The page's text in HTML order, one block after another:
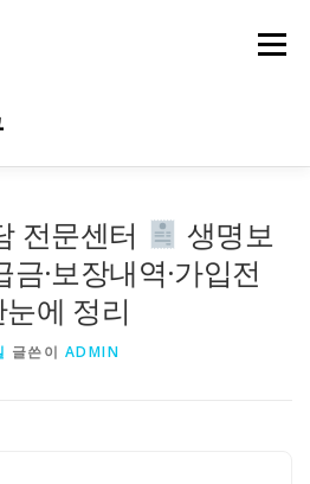
메뉴
전문센터
생명보
·보장내역·가입전
에 정리
글쓴이 ADMIN